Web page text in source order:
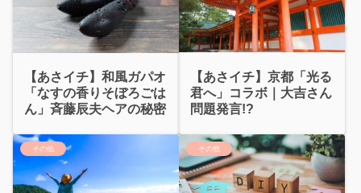
【あさイチ】和風ガパオ
「なすの香りそぼろごは
ん」斉藤辰夫ヘアの秘密
【あさイチ】京都「光る
君へ」コラボ｜大吉さん
問題発言!?
その他 その他